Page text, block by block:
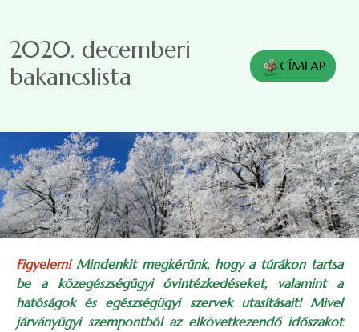
2020. decemberi
bakancslista
CÍMLAP
Figyelem! Mindenkit megkérünk, hogy a túrákon tartsa
be a közegészségügyi óvintézkedéseket, valamint a
hatóságok és egészségügyi szervek utasításait! Mivel
járványügyi szempontból az elkövetkezendő időszakot